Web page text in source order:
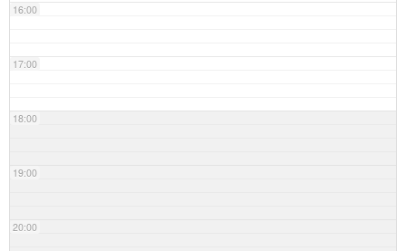
16:00
17:00
18:00
19:00
20:00